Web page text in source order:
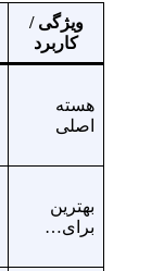
ویژگی /
کاربرد
هسته
اصلی
بهترین
برای…